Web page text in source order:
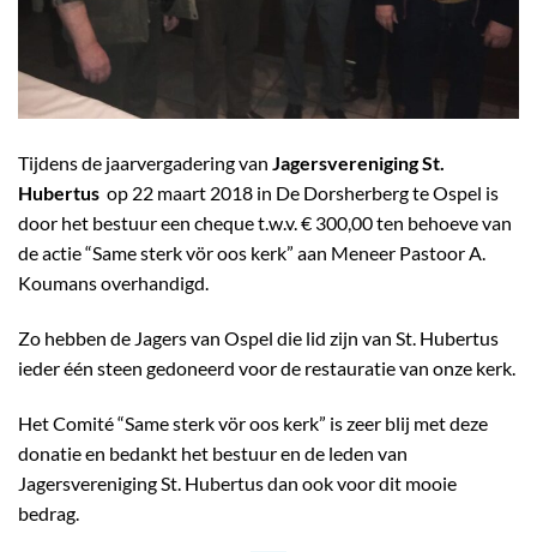
Tijdens de jaarvergadering van Jagersvereniging St.
Hubertus op 22 maart 2018 in De Dorsherberg te Ospel is
door het bestuur een cheque t.w.v. € 300,00 ten behoeve van
de actie “Same sterk vör oos kerk” aan Meneer Pastoor A.
Koumans overhandigd.
Zo hebben de Jagers van Ospel die lid zijn van St. Hubertus
ieder één steen gedoneerd voor de restauratie van onze kerk.
Het Comité “Same sterk vör oos kerk” is zeer blij met deze
donatie en bedankt het bestuur en de leden van
Jagersvereniging St. Hubertus dan ook voor dit mooie
bedrag.